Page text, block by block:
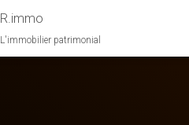
R.immo
L'immobilier patrimonial